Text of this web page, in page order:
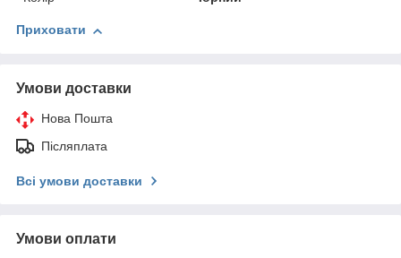
Приховати
Умови доставки
Нова Пошта
Післяплата
Всі умови доставки
Умови оплати